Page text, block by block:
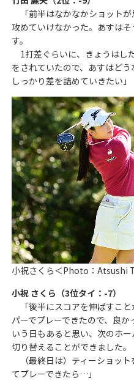
「前半はなかなかショットが
攻めていけなかった。あすは
す。
1打差ぐらいに、きょうはし
をされていたので、あすはど
しっかり差を詰めていきたい」
小祝さくら＜Photo：Atsushi
小祝 さくら（3位タイ：-7）
「後半にスコアを伸ばすこと
パーでプレーできたので、良
いう日もあると思い、次のホ
切り替えることができました。
（最終日は）ティーショット
てプレーできたら…」